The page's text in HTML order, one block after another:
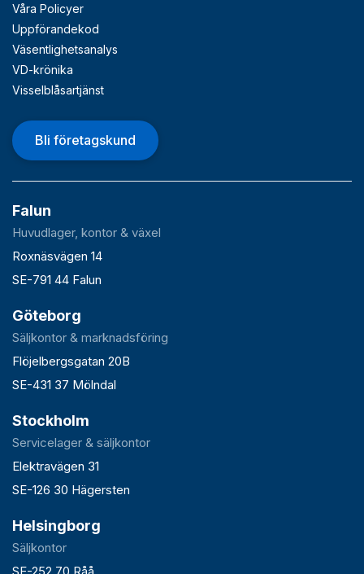
Våra Policyer
Uppförandekod
Väsentlighetsanalys
VD-krönika
Visselblåsartjänst
Bli företagskund
Falun
Huvudlager, kontor & växel
Roxnäsvägen 14
SE-791 44 Falun
Göteborg
Säljkontor & marknadsföring
Flöjelbergsgatan 20B
SE-431 37 Mölndal
Stockholm
Servicelager & säljkontor
Elektravägen 31
SE-126 30 Hägersten
Helsingborg
Säljkontor